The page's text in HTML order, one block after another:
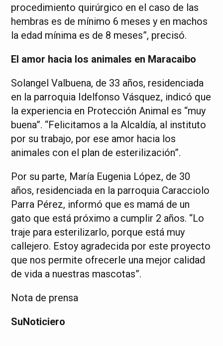
procedimiento quirúrgico en el caso de las
hembras es de mínimo 6 meses y en machos
la edad mínima es de 8 meses”, precisó.
El amor hacia los animales en Maracaibo
Solangel Valbuena, de 33 años, residenciada
en la parroquia Idelfonso Vásquez, indicó que
la experiencia en Protección Animal es “muy
buena”. “Felicitamos a la Alcaldía, al instituto
por su trabajo, por ese amor hacia los
animales con el plan de esterilización”.
Por su parte, María Eugenia López, de 30
años, residenciada en la parroquia Caracciolo
Parra Pérez, informó que es mamá de un
gato que está próximo a cumplir 2 años. “Lo
traje para esterilizarlo, porque está muy
callejero. Estoy agradecida por este proyecto
que nos permite ofrecerle una mejor calidad
de vida a nuestras mascotas”.
Nota de prensa
SuNoticiero